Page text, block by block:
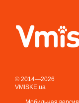
© 2014—2026
VMISKE.ua